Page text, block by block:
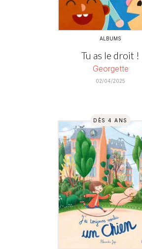
ALBUMS
Tu as le droit !
Georgette
02/04/2025
DÈS 4 ANS